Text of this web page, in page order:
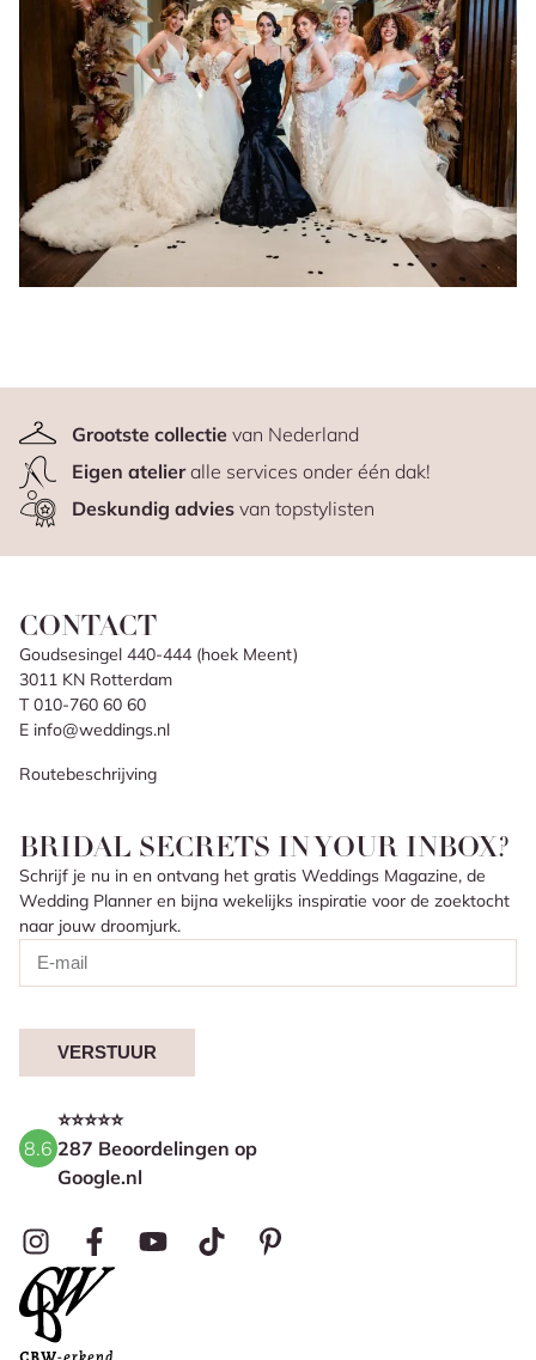
Grootste collectievan Nederland
Eigen atelieralle services onder één dak!
Deskundig adviesvan topstylisten
CONTACT
Goudsesingel 440-444 (hoek Meent)
3011 KN Rotterdam
T 010-760 60 60
E info@weddings.nl
Routebeschrijving
BRIDAL SECRETS IN YOUR INBOX?
Schrijf je nu in en ontvang het gratis Weddings Magazine, de
Wedding Planner en bijna wekelijks inspiratie voor de zoektocht
naar jouw droomjurk.
VERSTUUR
8.6
⭐⭐⭐⭐⭐
287 Beoordelingen op
Google.nl